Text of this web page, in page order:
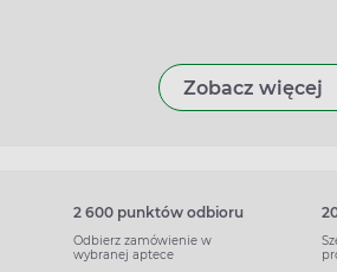
Zobacz więcej
2 600 punktów odbioru
Odbierz zamówienie w
wybranej aptece